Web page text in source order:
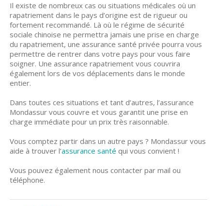
Il existe de nombreux cas ou situations médicales où un
rapatriement dans le pays d’origine est de rigueur ou
fortement recommandé. Là où le régime de sécurité
sociale chinoise ne permettra jamais une prise en charge
du rapatriement, une assurance santé privée pourra vous
permettre de rentrer dans votre pays pour vous faire
soigner. Une assurance rapatriement vous couvrira
également lors de vos déplacements dans le monde
entier.
Dans toutes ces situations et tant d’autres, l’assurance
Mondassur vous couvre et vous garantit une prise en
charge immédiate pour un prix très raisonnable.
Vous comptez partir dans un autre pays ? Mondassur vous
aide à trouver l’assurance santé qui vous convient !
Vous pouvez également nous contacter par mail ou
téléphone.